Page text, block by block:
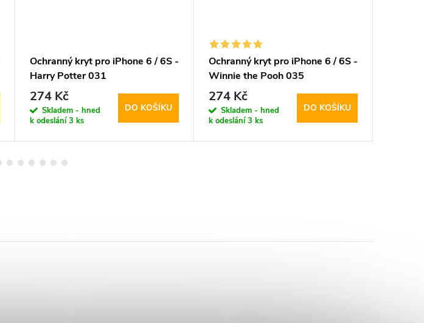
Ochranný kryt pro iPhone 6 / 6S -
Harry Potter 031
274 Kč
Skladem - hned
k odeslání3 ks
DO KOŠÍKU
Ochranný kryt pro iPhone 6 / 6S -
Winnie the Pooh 035
274 Kč
Skladem - hned
k odeslání3 ks
DO KOŠÍKU